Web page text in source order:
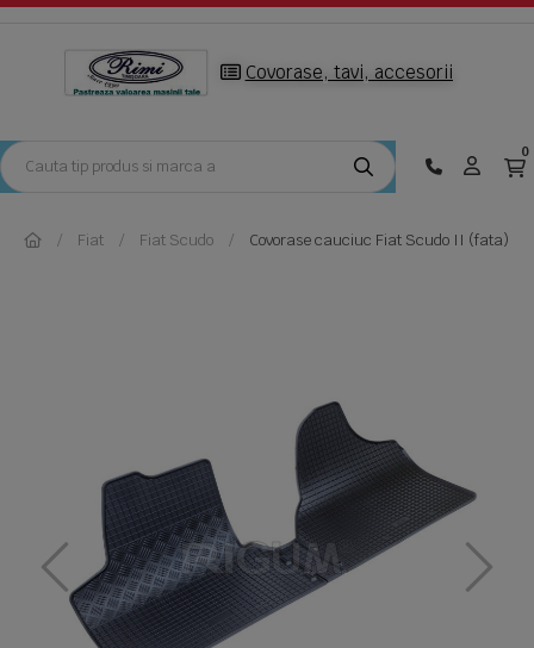
Covorase, tavi, accesorii
0
Fiat Fiat Scudo Covorase cauciuc Fiat Scudo II (fata)